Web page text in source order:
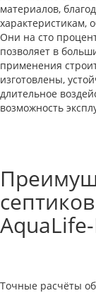
материалов,
характеристикам,
Они на сто
позволяет в
применения
изготовлены,
длительное
возможность
Точные расчёты